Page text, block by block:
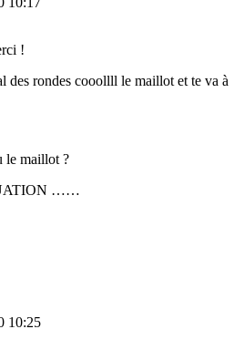
!
des rondes cooollll le maillot et te va à
le maillot ?
……
10:25